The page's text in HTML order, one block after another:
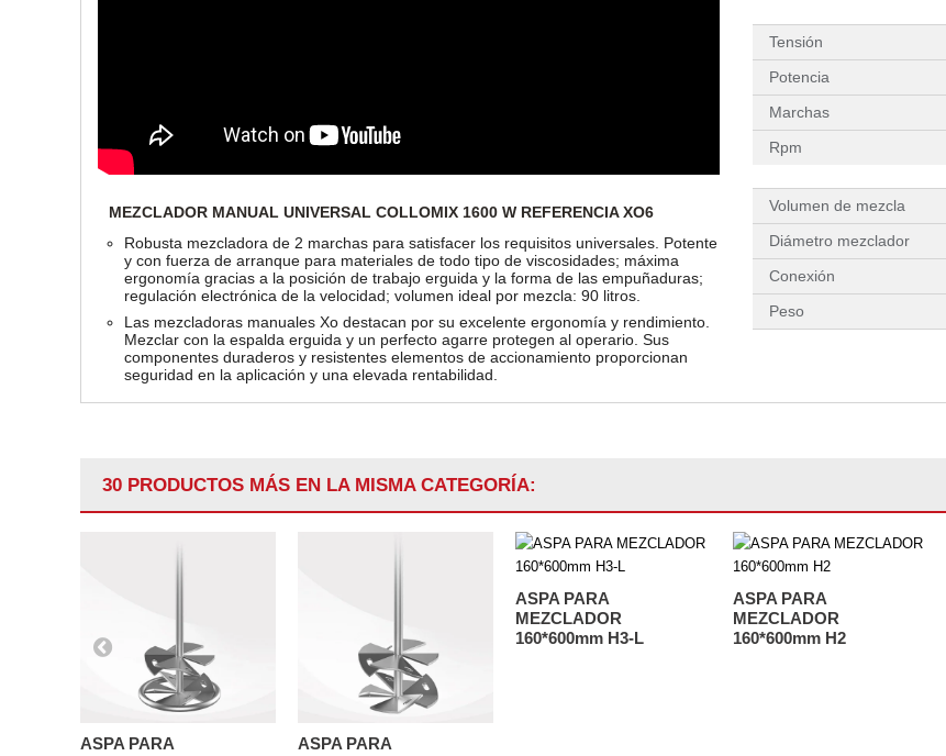
MEZCLADOR MANUAL UNIVERSAL COLLOMIX 1600 W REFERENCIA XO6
Robusta mezcladora de 2 marchas para satisfacer los requisitos universales. Potente
y con fuerza de arranque para materiales de todo tipo de viscosidades; máxima
ergonomía gracias a la posición de trabajo erguida y la forma de las empuñaduras;
regulación electrónica de la velocidad; volumen ideal por mezcla: 90 litros.
Las mezcladoras manuales Xo destacan por su excelente ergonomía y rendimiento.
Mezclar con la espalda erguida y un perfecto agarre protegen al operario. Sus
componentes duraderos y resistentes elementos de accionamiento proporcionan
seguridad en la aplicación y una elevada rentabilidad.
Tensión
Potencia
Marchas
Rpm
Volumen de mezcla
Diámetro mezclador
Conexión
Peso
30 PRODUCTOS MÁS EN LA MISMA CATEGORÍA:
ASPA PARA
ASPA PARA
ASPA PARA
MEZCLADOR
160*600mm H3-L
ASPA PARA
MEZCLADOR
160*600mm H2